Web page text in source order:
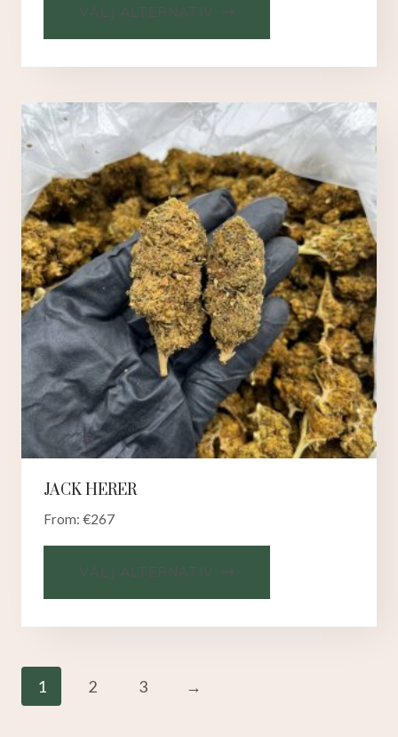
VÄLJ ALTERNATIV
JACK HERER
From: €267
VÄLJ ALTERNATIV
1 2 3 →